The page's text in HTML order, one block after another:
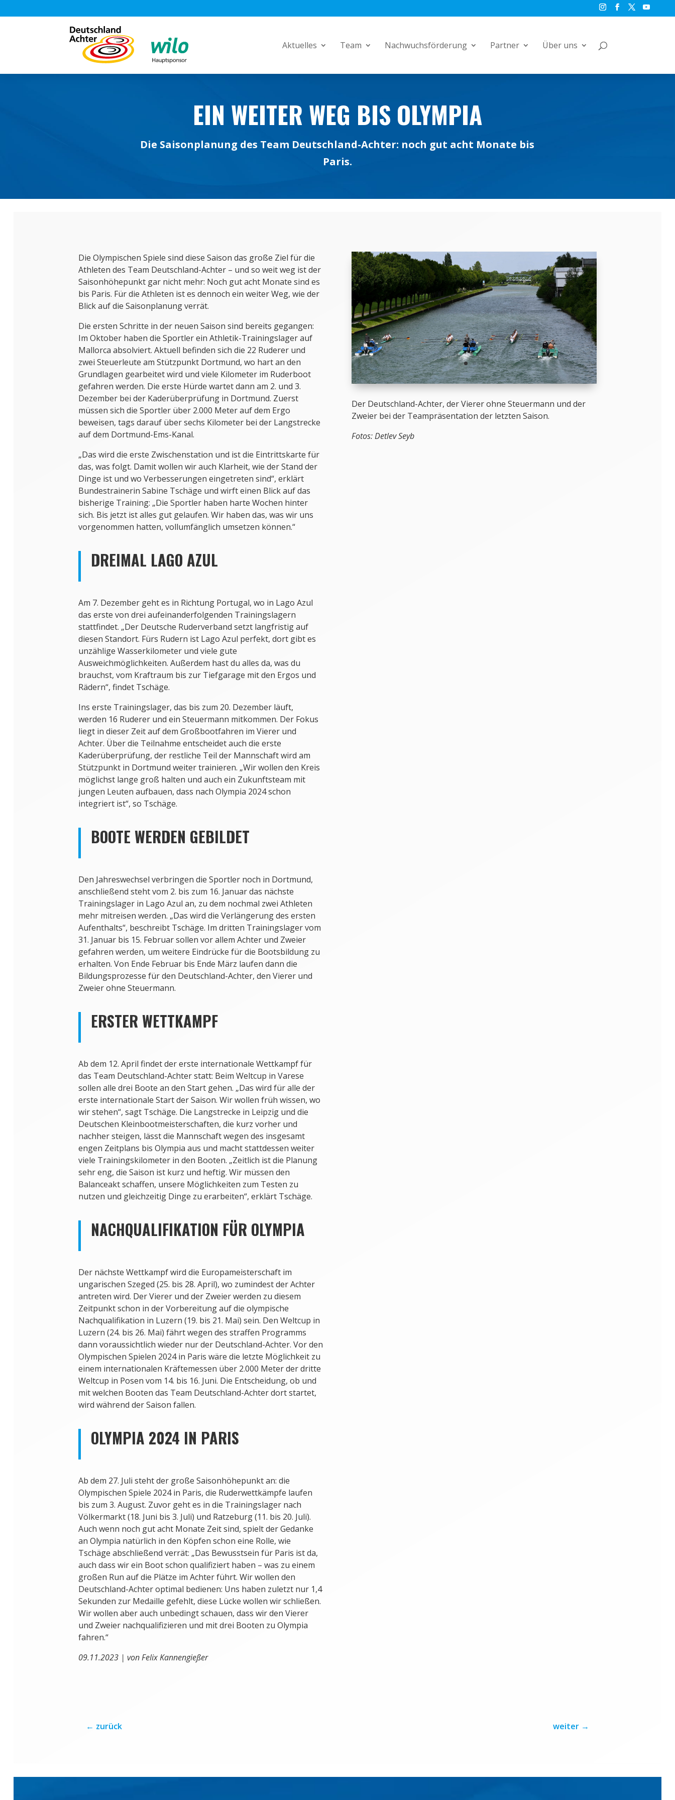
Aktuelles Team Nachwuchsförderung Partner Über uns
EIN WEITER WEG BIS OLYMPIA
Die Saisonplanung des Team Deutschland-Achter: noch gut acht Monate bis
Paris.
Die Olympischen Spiele sind diese Saison das große Ziel für die
Athleten des Team Deutschland-Achter – und so weit weg ist der
Saisonhöhepunkt gar nicht mehr: Noch gut acht Monate sind es
bis Paris. Für die Athleten ist es dennoch ein weiter Weg, wie der
Blick auf die Saisonplanung verrät.
Die ersten Schritte in der neuen Saison sind bereits gegangen:
Im Oktober haben die Sportler ein Athletik-Trainingslager auf
Mallorca absolviert. Aktuell befinden sich die 22 Ruderer und
zwei Steuerleute am Stützpunkt Dortmund, wo hart an den
Grundlagen gearbeitet wird und viele Kilometer im Ruderboot
gefahren werden. Die erste Hürde wartet dann am 2. und 3.
Dezember bei der Kaderüberprüfung in Dortmund. Zuerst
müssen sich die Sportler über 2.000 Meter auf dem Ergo
beweisen, tags darauf über sechs Kilometer bei der Langstrecke
auf dem Dortmund-Ems-Kanal.
„Das wird die erste Zwischenstation und ist die Eintrittskarte für
das, was folgt. Damit wollen wir auch Klarheit, wie der Stand der
Dinge ist und wo Verbesserungen eingetreten sind“, erklärt
Bundestrainerin Sabine Tschäge und wirft einen Blick auf das
bisherige Training: „Die Sportler haben harte Wochen hinter
sich. Bis jetzt ist alles gut gelaufen. Wir haben das, was wir uns
vorgenommen hatten, vollumfänglich umsetzen können.“
DREIMAL LAGO AZUL
Am 7. Dezember geht es in Richtung Portugal, wo in Lago Azul
das erste von drei aufeinanderfolgenden Trainingslagern
stattfindet. „Der Deutsche Ruderverband setzt langfristig auf
diesen Standort. Fürs Rudern ist Lago Azul perfekt, dort gibt es
unzählige Wasserkilometer und viele gute
Ausweichmöglichkeiten. Außerdem hast du alles da, was du
brauchst, vom Kraftraum bis zur Tiefgarage mit den Ergos und
Rädern“, findet Tschäge.
Ins erste Trainingslager, das bis zum 20. Dezember läuft,
werden 16 Ruderer und ein Steuermann mitkommen. Der Fokus
liegt in dieser Zeit auf dem Großbootfahren im Vierer und
Achter. Über die Teilnahme entscheidet auch die erste
Kaderüberprüfung, der restliche Teil der Mannschaft wird am
Stützpunkt in Dortmund weiter trainieren. „Wir wollen den Kreis
möglichst lange groß halten und auch ein Zukunftsteam mit
jungen Leuten aufbauen, dass nach Olympia 2024 schon
integriert ist“, so Tschäge.
BOOTE WERDEN GEBILDET
Den Jahreswechsel verbringen die Sportler noch in Dortmund,
anschließend steht vom 2. bis zum 16. Januar das nächste
Trainingslager in Lago Azul an, zu dem nochmal zwei Athleten
mehr mitreisen werden. „Das wird die Verlängerung des ersten
Aufenthalts“, beschreibt Tschäge. Im dritten Trainingslager vom
31. Januar bis 15. Februar sollen vor allem Achter und Zweier
gefahren werden, um weitere Eindrücke für die Bootsbildung zu
erhalten. Von Ende Februar bis Ende März laufen dann die
Bildungsprozesse für den Deutschland-Achter, den Vierer und
Zweier ohne Steuermann.
ERSTER WETTKAMPF
Ab dem 12. April findet der erste internationale Wettkampf für
das Team Deutschland-Achter statt: Beim Weltcup in Varese
sollen alle drei Boote an den Start gehen. „Das wird für alle der
erste internationale Start der Saison. Wir wollen früh wissen, wo
wir stehen“, sagt Tschäge. Die Langstrecke in Leipzig und die
Deutschen Kleinbootmeisterschaften, die kurz vorher und
nachher steigen, lässt die Mannschaft wegen des insgesamt
engen Zeitplans bis Olympia aus und macht stattdessen weiter
viele Trainingskilometer in den Booten. „Zeitlich ist die Planung
sehr eng, die Saison ist kurz und heftig. Wir müssen den
Balanceakt schaffen, unsere Möglichkeiten zum Testen zu
nutzen und gleichzeitig Dinge zu erarbeiten“, erklärt Tschäge.
NACHQUALIFIKATION FÜR OLYMPIA
Der nächste Wettkampf wird die Europameisterschaft im
ungarischen Szeged (25. bis 28. April), wo zumindest der Achter
antreten wird. Der Vierer und der Zweier werden zu diesem
Zeitpunkt schon in der Vorbereitung auf die olympische
Nachqualifikation in Luzern (19. bis 21. Mai) sein. Den Weltcup in
Luzern (24. bis 26. Mai) fährt wegen des straffen Programms
dann voraussichtlich wieder nur der Deutschland-Achter. Vor den
Olympischen Spielen 2024 in Paris wäre die letzte Möglichkeit zu
einem internationalen Kräftemessen über 2.000 Meter der dritte
Weltcup in Posen vom 14. bis 16. Juni. Die Entscheidung, ob und
mit welchen Booten das Team Deutschland-Achter dort startet,
wird während der Saison fallen.
OLYMPIA 2024 IN PARIS
Ab dem 27. Juli steht der große Saisonhöhepunkt an: die
Olympischen Spiele 2024 in Paris, die Ruderwettkämpfe laufen
bis zum 3. August. Zuvor geht es in die Trainingslager nach
Völkermarkt (18. Juni bis 3. Juli) und Ratzeburg (11. bis 20. Juli).
Auch wenn noch gut acht Monate Zeit sind, spielt der Gedanke
an Olympia natürlich in den Köpfen schon eine Rolle, wie
Tschäge abschließend verrät: „Das Bewusstsein für Paris ist da,
auch dass wir ein Boot schon qualifiziert haben – was zu einem
großen Run auf die Plätze im Achter führt. Wir wollen den
Deutschland-Achter optimal bedienen: Uns haben zuletzt nur 1,4
Sekunden zur Medaille gefehlt, diese Lücke wollen wir schließen.
Wir wollen aber auch unbedingt schauen, dass wir den Vierer
und Zweier nachqualifizieren und mit drei Booten zu Olympia
fahren.“
09.11.2023 | von Felix Kannengießer
Der Deutschland-Achter, der Vierer ohne Steuermann und der
Zweier bei der Teampräsentation der letzten Saison.
Fotos: Detlev Seyb
← zurück weiter →